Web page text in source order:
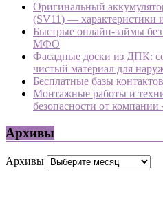
Оригинальный
(SV11) — характеристики
Быстрые онлайн-займы без
МФО
Фасадные доски из ДПК:
чистый материал для
Бесплатные базы
Монтажные работы и
безопасности от
Архивы
Архивы